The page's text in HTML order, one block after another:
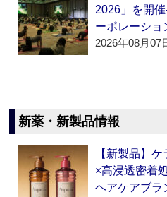
2026」を開
ーポレーシ
2026年08月07
新薬・新製品情報
【新製品】
×高浸透密着
ヘアケアブ